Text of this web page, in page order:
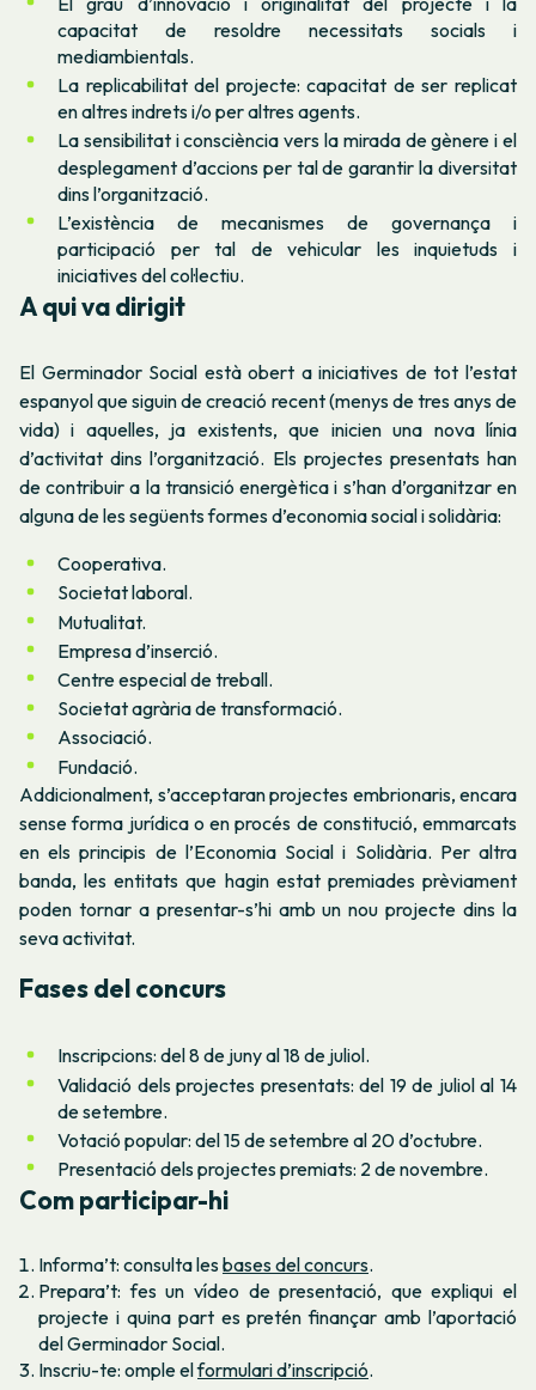
capacitat de resoldre necessitats socials i
mediambientals.
La replicabilitatdel projecte: capacitat de ser replicat
en altres indrets i/o per altres agents.
La sensibilitat i consciència vers la mirada de gènere i el
desplegament d’accions per tal de garantir la diversitat
dins l’organització.
L’existència de mecanismes de governança i
participació per tal de vehicular les inquietuds i
iniciatives del col·lectiu.
A qui va dirigit
El Germinador Social està obert a iniciatives de tot l’estat
espanyol que siguin de creació recent (menys de tres anys de
vida) i aquelles, ja existents, que inicien una nova línia
d’activitat dins l’organització. Els projectes presentats han
de contribuir a la transició energètica i s’han d’organitzar en
alguna de les següents formes d’economia social i solidària:
Cooperativa.
Societat laboral.
Mutualitat.
Empresa d’inserció.
Centre especial de treball.
Societat agrària de transformació.
Associació.
Fundació.
Addicionalment, s’acceptaran projectes embrionaris, encara
sense forma jurídica o en procés de constitució, emmarcats
en els principis de l’Economia Social i Solidària. Per altra
banda, les entitats que hagin estat premiades prèviament
poden tornar a presentar-s’hi amb un nou projecte dins la
seva activitat.
Fases del concurs
Inscripcions: del 8 de juny al 18 de juliol.
Validació dels projectes presentats: del 19 de juliol al 14
de setembre.
Votació popular: del 15 de setembre al 20 d’octubre.
Presentació dels projectes premiats: 2 de novembre.
Com participar-hi
Informa’t: consulta lesbases del concurs.
Prepara’t: fes un vídeo de presentació, que expliqui el
projecte i quina part es pretén finançar amb l’aportació
del Germinador Social.
Inscriu-te: omple elformulari d’inscripció.